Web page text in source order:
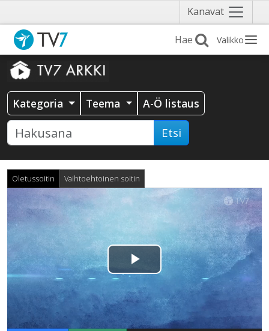
Kanavat Näytä
valikko
Valikko
Kategoria Teema A-Ö listaus
Etsi
Oletussoitin Vaihtoehtoinen soitin
Toista
Video